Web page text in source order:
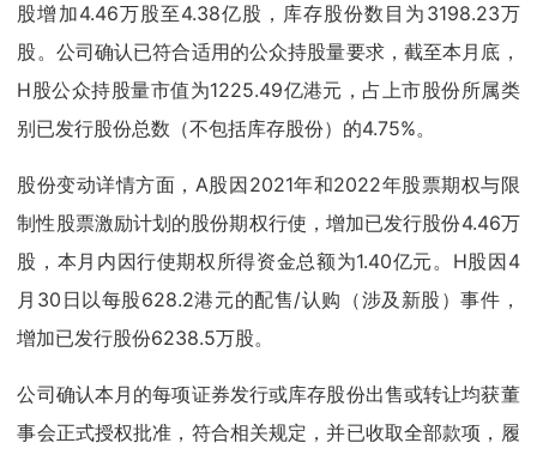
股增加4.46万股至4.38亿股，库存股份数目为3198.23万
股。公司确认已符合适用的公众持股量要求，截至本月底，
H股公众持股量市值为1225.49亿港元，占上市股份所属类
别已发行股份总数（不包括库存股份）的4.75%。
股份变动详情方面，A股因2021年和2022年股票期权与限
制性股票激励计划的股份期权行使，增加已发行股份4.46万
股，本月内因行使期权所得资金总额为1.40亿元。H股因4
月30日以每股628.2港元的配售/认购（涉及新股）事件，
增加已发行股份6238.5万股。
公司确认本月的每项证券发行或库存股份出售或转让均获董
事会正式授权批准，符合相关规定，并已收取全部款项，履